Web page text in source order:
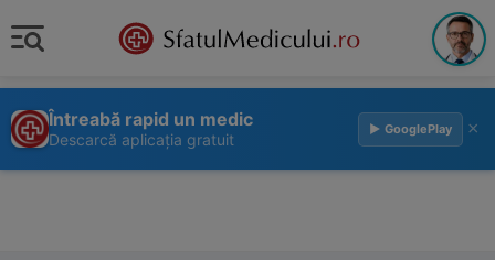
Întreabă rapid un medic
Descarcă aplicația gratuit
▶ GooglePlay ×